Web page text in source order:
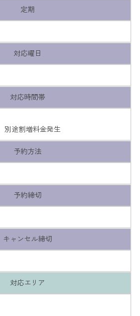
定期
対応曜日
対応時間帯
別途割増料金発生
予約方法
予約締切
キャンセル締切
対応エリア